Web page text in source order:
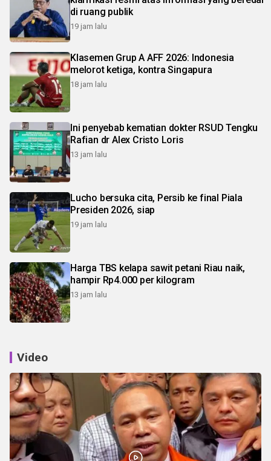
di ruang publik
19 jam lalu
Klasemen Grup A AFF 2026: Indonesia
melorot ketiga, kontra Singapura
18 jam lalu
Ini penyebab kematian dokter RSUD Tengku
Rafian dr Alex Cristo Loris
13 jam lalu
Lucho bersuka cita, Persib ke final Piala
Presiden 2026, siap
19 jam lalu
Harga TBS kelapa sawit petani Riau naik,
hampir Rp4.000 per kilogram
13 jam lalu
Video